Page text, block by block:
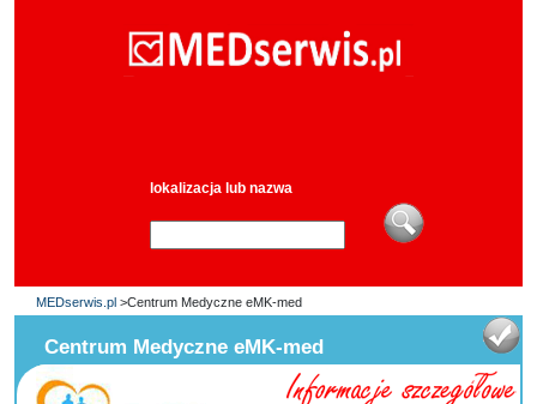
lokalizacja lub nazwa
MEDserwis.pl >Centrum Medyczne eMK-med
Centrum Medyczne eMK-med